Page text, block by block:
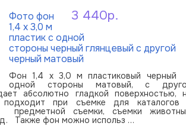
3 440р.
Фото фон
1,4 х 3,0 м
пластик с одной
стороны черный глянцевый с другой
черный матовый
Фон 1,4 х 3,0 м пластиковый черный
одной стороны матовый, с
абсолютно гладкой поверхностью,
подходит при съемке для каталогов
предметной съемки, съемки
Также фон можно использ …